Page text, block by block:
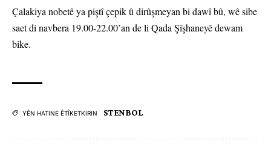
Çalakiya nobetê ya piştî çepik û dirûşmeyan bi dawî bû, wê sibe
saet di navbera 19.00-22.00’an de li Qada Şîşhaneyê dewam
bike.
YÊN HATINE ÊTÎKETKIRIN STENBOL